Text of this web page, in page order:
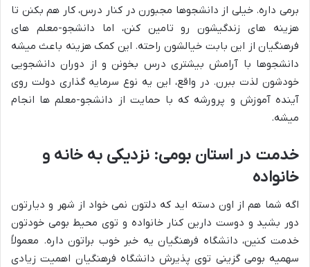
برمی داره. خیلی از دانشجوها مجبورن در کنار درس، کار هم بکنن تا
هزینه های زندگیشون رو تامین کنن، اما دانشجو-معلم های
فرهنگیان از این بابت خیالشون راحته. این کمک هزینه باعث میشه
دانشجوها با آرامش بیشتری درس بخونن و از دوران دانشجویی
خودشون لذت ببرن. در واقع، این یه نوع سرمایه گذاری دولت روی
آینده آموزش و پرورشه که با حمایت از دانشجو-معلم ها انجام
میشه.
خدمت در استان بومی: نزدیکی به خانه و
خانواده
اگه شما هم از اون دسته اید که دلتون نمی خواد از شهر و دیارتون
دور بشید و دوست دارین کنار خانواده و توی محیط بومی خودتون
خدمت کنین، دانشگاه فرهنگیان یه خبر خوب براتون داره. معمولاً
سهمیه بومی گزینی توی پذیرش دانشگاه فرهنگیان اهمیت زیادی